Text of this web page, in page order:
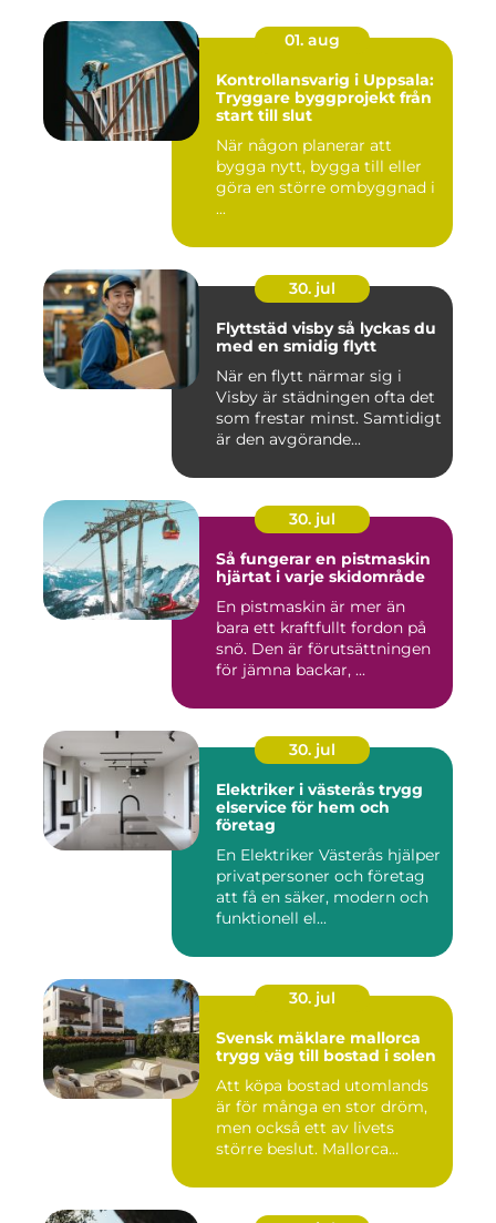
01. aug
Kontrollansvarig i Uppsala:
Tryggare byggprojekt från
start till slut
När någon planerar att
bygga nytt, bygga till eller
göra en större ombyggnad i
...
30. jul
Flyttstäd visby så lyckas du
med en smidig flytt
När en flytt närmar sig i
Visby är städningen ofta det
som frestar minst. Samtidigt
är den avgörande...
30. jul
Så fungerar en pistmaskin
hjärtat i varje skidområde
En pistmaskin är mer än
bara ett kraftfullt fordon på
snö. Den är förutsättningen
för jämna backar, ...
30. jul
Elektriker i västerås trygg
elservice för hem och
företag
En Elektriker Västerås hjälper
privatpersoner och företag
att få en säker, modern och
funktionell el...
30. jul
Svensk mäklare mallorca
trygg väg till bostad i solen
Att köpa bostad utomlands
är för många en stor dröm,
men också ett av livets
större beslut. Mallorca...